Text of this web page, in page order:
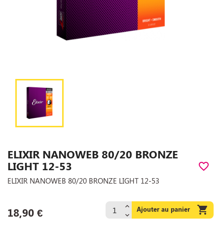
ELIXIR NANOWEB 80/20 BRONZE
LIGHT 12-53
favorite_border
ELIXIR NANOWEB 80/20 BRONZE LIGHT 12-53
18,90 € Ajouter au panier 